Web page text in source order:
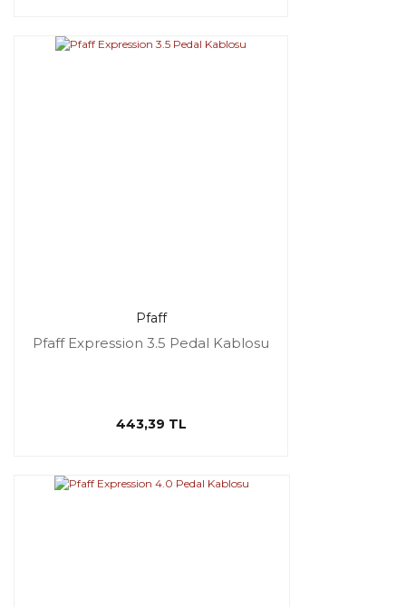
Pfaff
Pfaff Expression 3.5 Pedal Kablosu
443,39 TL